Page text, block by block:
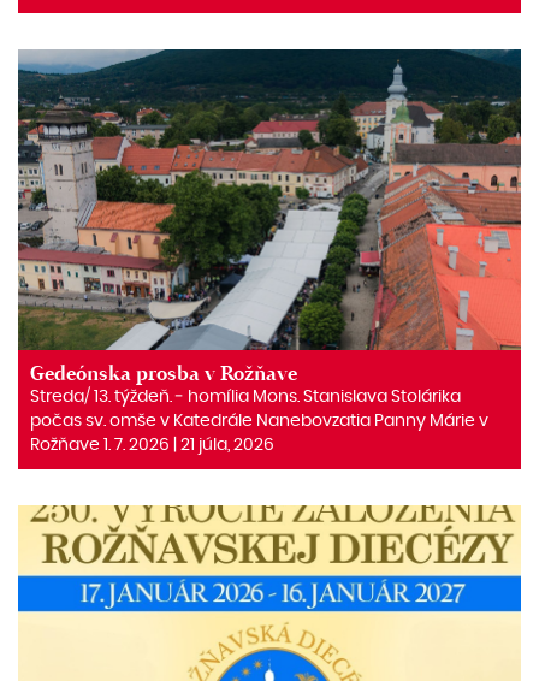
Gedeónska prosba v Rožňave
Streda/ 13. týždeň. ‒ homília Mons. Stanislava Stolárika
počas sv. omše v Katedrále Nanebovzatia Panny Márie v
Rožňave 1. 7. 2026 | 21 júla, 2026